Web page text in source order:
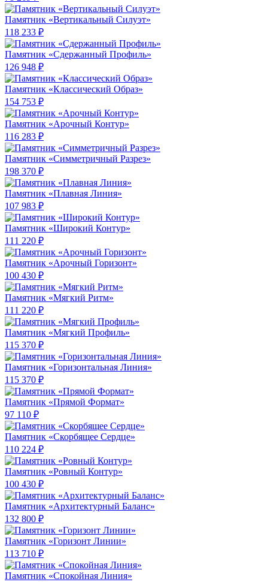
Памятник «Вертикальный Силуэт»
118 233 ₽
Памятник «Сдержанный Профиль»
126 948 ₽
Памятник «Классический Образ»
154 753 ₽
Памятник «Арочный Контур»
116 283 ₽
Памятник «Симметричный Разрез»
198 370 ₽
Памятник «Плавная Линия»
107 983 ₽
Памятник «Широкий Контур»
111 220 ₽
Памятник «Арочный Горизонт»
100 430 ₽
Памятник «Мягкий Ритм»
111 220 ₽
Памятник «Мягкий Профиль»
115 370 ₽
Памятник «Горизонтальная Линия»
115 370 ₽
Памятник «Прямой Формат»
97 110 ₽
Памятник «Скорбящее Сердце»
110 224 ₽
Памятник «Ровный Контур»
100 430 ₽
Памятник «Архитектурный Баланс»
132 800 ₽
Памятник «Горизонт Линии»
113 710 ₽
Памятник «Спокойная Линия»